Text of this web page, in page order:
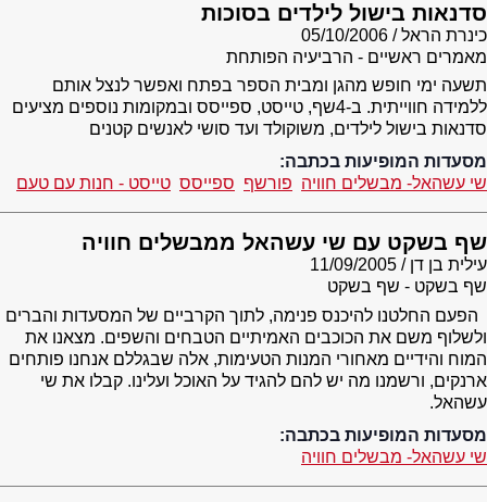
סדנאות בישול לילדים בסוכות
כינרת הראל
05/10/2006
מאמרים ראשיים - הרביעיה הפותחת
תשעה ימי חופש מהגן ומבית הספר בפתח ואפשר לנצל אותם
ללמידה חווייתית. ב-4שף, טייסט, ספייסס ובמקומות נוספים מציעים
סדנאות בישול לילדים, משוקולד ועד סושי לאנשים קטנים
מסעדות המופיעות בכתבה:
שי עשהאל- מבשלים חוויה פורשף ספייסס טייסט - חנות עם טעם
שף בשקט עם שי עשהאל ממבשלים חוויה
עילית בן דן
11/09/2005
שף בשקט - שף בשקט
הפעם החלטנו להיכנס פנימה, לתוך הקרביים של המסעדות והברים
ולשלוף משם את הכוכבים האמיתיים הטבחים והשפים. מצאנו את
המוח והידיים מאחורי המנות הטעימות, אלה שבגללם אנחנו פותחים
ארנקים, ורשמנו מה יש להם להגיד על האוכל ועלינו. קבלו את שי
עשהאל.
מסעדות המופיעות בכתבה:
שי עשהאל- מבשלים חוויה